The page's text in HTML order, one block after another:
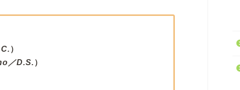
）
／D.S. ）